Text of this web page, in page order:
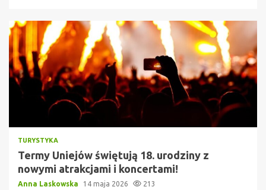
TURYSTYKA
Termy Uniejów świętują 18. urodziny z
nowymi atrakcjami i koncertami!
Anna Laskowska 14 maja 2026 213